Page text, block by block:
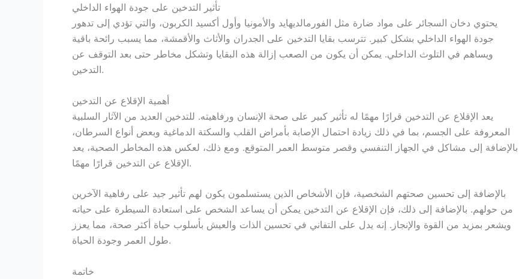
تأثير التدخين على جودة الهواء الداخلي
يحتوي دخان السجائر على مواد ضارة مثل الفورمالديهايد والأمونيا وأول أكسيد الكربون، والتي تؤدي إلى تدهور
جودة الهواء الداخلي بشكل كبير. تترسب بقايا التدخين على الجدران والأثاث والأقمشة، مما يسبب رائحة باقية
ويساهم في التلوث الداخلي. يمكن أن يكون من الصعب إزالة هذه البقايا وتشكل مخاطر حتى بعد التوقف عن
التدخين.
أهمية الإقلاع عن التدخين
يعد الإقلاع عن التدخين قرارًا مهمًا له تأثير كبير على صحة الإنسان ورفاهيته. للتدخين العديد من الآثار السلبية
المعروفة على الجسم، بما في ذلك زيادة احتمال الإصابة بأمراض القلب والسكتة الدماغية وبعض أنواع السرطان،
بالإضافة إلى مشاكل في الجهاز التنفسي وقصر متوسط العمر المتوقع. ومع ذلك، لعكس هذه المخاطر الصحية، يعد
الإقلاع عن التدخين قرارًا مهمًا.
بالإضافة إلى تحسين صحتهم الشخصية، فإن الأشخاص الذين يستسلمون يكون لهم تأثير جيد على رفاهية الآخرين
من حولهم. بالإضافة إلى ذلك، فإن الإقلاع عن التدخين يمكن أن يساعد الشخص على استعادة السيطرة على حياته
ويشعر بمزيد من القوة والإنجاز. إنه يدل على التفاني في تحسين الذات والعيش بأسلوب حياة أكثر صحة، مما يعزز
طول العمر وجودة الحياة.
خاتمة